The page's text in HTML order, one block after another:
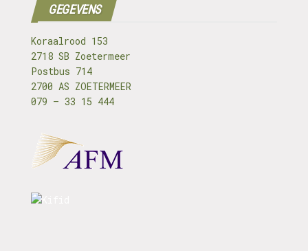
GEGEVENS
Koraalrood 153
2718 SB Zoetermeer
Postbus 714
2700 AS ZOETERMEER
079 – 33 15 444